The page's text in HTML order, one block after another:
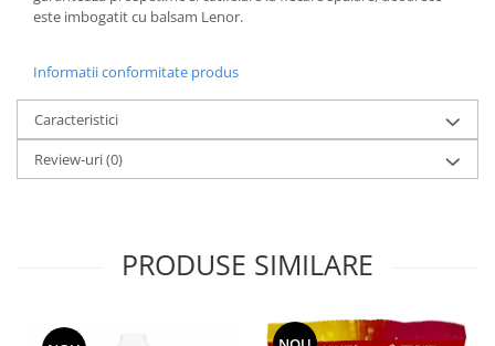
este imbogatit cu balsam Lenor.
Informatii conformitate produs
Caracteristici
Review-uri(0)
PRODUSE SIMILARE